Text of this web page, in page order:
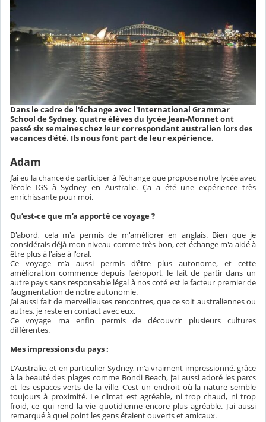
Dans le cadre de l'échange avec l'International Grammar
School de Sydney, quatre élèves du lycée Jean-Monnet ont
passé six semaines chez leur correspondant australien lors des
vacances d'été. Ils nous font part de leur expérience.
Adam
J’ai eu la chance de participer à l’échange que propose notre lycée avec
l’école IGS à Sydney en Australie. Ça a été une expérience très
enrichissante pour moi.
Qu’est-ce que m’a apporté ce voyage ?
D'abord, cela m'a permis de m'améliorer en anglais. Bien que je
considérais déjà mon niveau comme très bon, cet échange m'a aidé à
être plus à l'aise à l'oral.
Ce voyage m’a aussi permis d’être plus autonome, et cette
amélioration commence depuis l’aéroport, le fait de partir dans un
autre pays sans responsable légal à nos coté est le facteur premier de
l’augmentation de notre autonomie.
J’ai aussi fait de merveilleuses rencontres, que ce soit australiennes ou
autres, je reste en contact avec eux.
Ce voyage ma enfin permis de découvrir plusieurs cultures
différentes.
Mes impressions du pays :
L'Australie, et en particulier Sydney, m'a vraiment impressionné, grâce
à la beauté des plages comme Bondi Beach, j’ai aussi adoré les parcs
et les espaces verts de la ville, C’est un endroit où la nature semble
toujours à proximité. Le climat est agréable, ni trop chaud, ni trop
froid, ce qui rend la vie quotidienne encore plus agréable. J'ai aussi
remarqué à quel point les gens étaient ouverts et amicaux.